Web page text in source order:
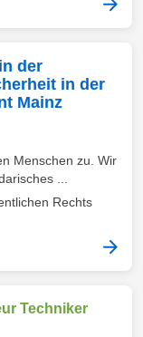
der
in der
Mainz
Menschen zu. Wir
...
Rechts
Techniker